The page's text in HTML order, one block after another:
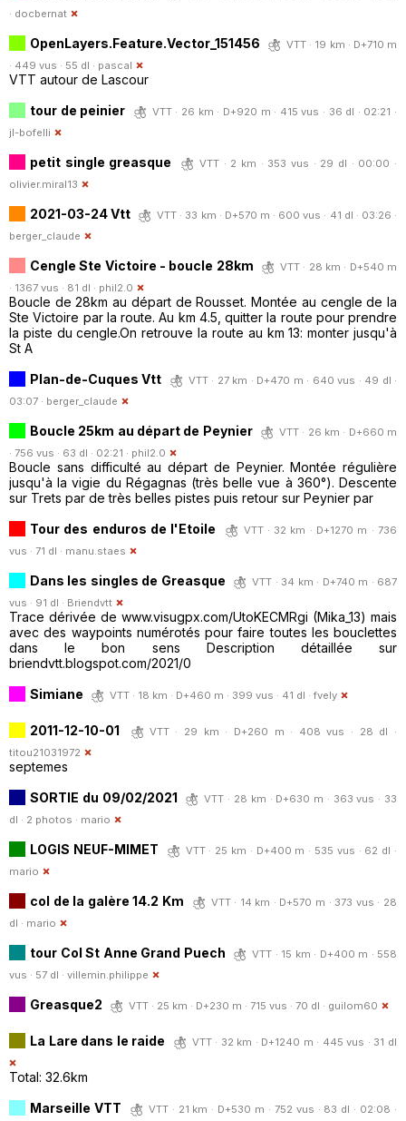
· docbernat
OpenLayers.Feature.Vector_151456
VTT · 19 km · D+710 m
· 449 vus · 55 dl · pascal
VTT autour de Lascour
tour de peinier
VTT · 26 km · D+920 m · 415 vus · 36 dl · 02:21 ·
jl-bofelli
petit single greasque
VTT · 2 km · 353 vus · 29 dl · 00:00 ·
olivier.miral13
2021-03-24 Vtt
VTT · 33 km · D+570 m · 600 vus · 41 dl · 03:26 ·
berger_claude
Cengle Ste Victoire - boucle 28km
VTT · 28 km · D+540 m
· 1367 vus · 81 dl · phil2.0
Boucle de 28km au départ de Rousset. Montée au cengle de la
Ste Victoire par la route. Au km 4.5, quitter la route pour prendre
la piste du cengle.On retrouve la route au km 13: monter jusqu'à
St A
Plan-de-Cuques Vtt
VTT · 27 km · D+470 m · 640 vus · 49 dl ·
03:07 · berger_claude
Boucle 25km au départ de Peynier
VTT · 26 km · D+660 m
· 756 vus · 63 dl · 02:21 · phil2.0
Boucle sans difficulté au départ de Peynier. Montée régulière
jusqu'à la vigie du Régagnas (très belle vue à 360°). Descente
sur Trets par de très belles pistes puis retour sur Peynier par
Tour des enduros de l'Etoile
VTT · 32 km · D+1270 m · 736
vus · 71 dl · manu.staes
Dans les singles de Greasque
VTT · 34 km · D+740 m · 687
vus · 91 dl · Briendvtt
Trace dérivée de www.visugpx.com/UtoKECMRgi (Mika_13) mais
avec des waypoints numérotés pour faire toutes les bouclettes
dans le bon sens Description détaillée sur
briendvtt.blogspot.com/2021/0
Simiane
VTT · 18 km · D+460 m · 399 vus · 41 dl · fvely
2011-12-10-01
VTT · 29 km · D+260 m · 408 vus · 28 dl ·
titou21031972
septemes
SORTIE du 09/02/2021
VTT · 28 km · D+630 m · 363 vus · 33
dl · 2 photos · mario
LOGIS NEUF-MIMET
VTT · 25 km · D+400 m · 535 vus · 62 dl ·
mario
col de la galère 14.2 Km
VTT · 14 km · D+570 m · 373 vus · 28
dl · mario
tour Col St Anne Grand Puech
VTT · 15 km · D+400 m · 558
vus · 57 dl · villemin.philippe
Greasque2 VTT · 25 km · D+230 m · 715 vus · 70 dl · guilom60
La Lare dans le raide VTT · 32 km · D+1240 m · 445 vus · 31 dl
Total: 32.6km
Marseille VTT
VTT · 21 km · D+530 m · 752 vus · 83 dl · 02:08 ·